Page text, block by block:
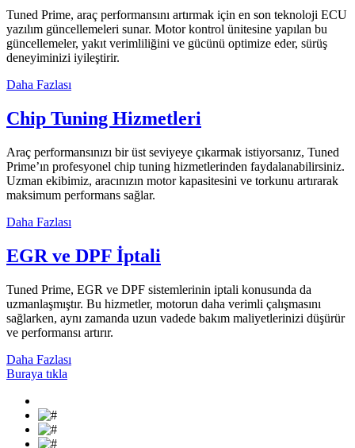
Tuned Prime, araç performansını artırmak için en son teknoloji ECU
yazılım güncellemeleri sunar. Motor kontrol ünitesine yapılan bu
güncellemeler, yakıt verimliliğini ve gücünü optimize eder, sürüş
deneyiminizi iyileştirir.
Daha Fazlası
Chip Tuning Hizmetleri
Araç performansınızı bir üst seviyeye çıkarmak istiyorsanız, Tuned
Prime’ın profesyonel chip tuning hizmetlerinden faydalanabilirsiniz.
Uzman ekibimiz, aracınızın motor kapasitesini ve torkunu artırarak
maksimum performans sağlar.
Daha Fazlası
EGR ve DPF İptali
Tuned Prime, EGR ve DPF sistemlerinin iptali konusunda da
uzmanlaşmıştır. Bu hizmetler, motorun daha verimli çalışmasını
sağlarken, aynı zamanda uzun vadede bakım maliyetlerinizi düşürür
ve performansı artırır.
Daha Fazlası
Buraya tıkla